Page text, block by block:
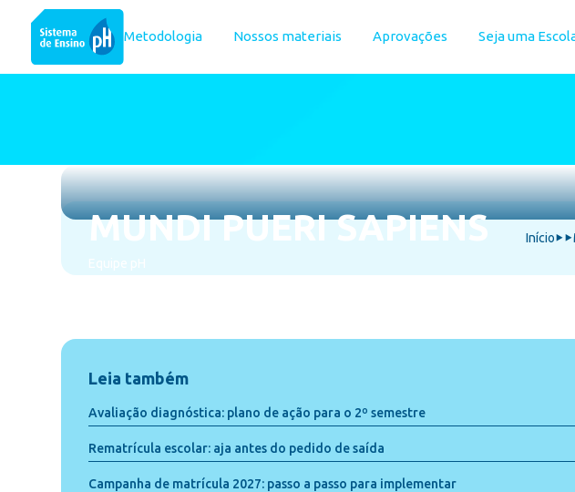
Metodologia Nossos materiais Aprovações Seja uma
MUNDI PUERI SAPIENS
Equipe pH
Início⯈⯈
Leia também
Avaliação diagnóstica: plano de ação para o 2º semestre
Rematrícula escolar: aja antes do pedido de saída
Campanha de matrícula 2027: passo a passo para implementar